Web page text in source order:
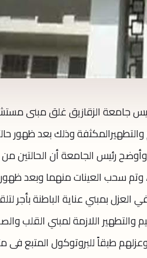
جامعة الزقازيق غلق مبنى
والتطهيرالمكثفة وذلك بعد ظهور
رئيس الجامعة أن الحالتين من
سحب العينات منهما وبعد ظهور
بمبني عناية الباطنة بأجر
والتطهير اللازمة لمبني القلب
وعزلهم طبقاً للبروتوكول المتبع